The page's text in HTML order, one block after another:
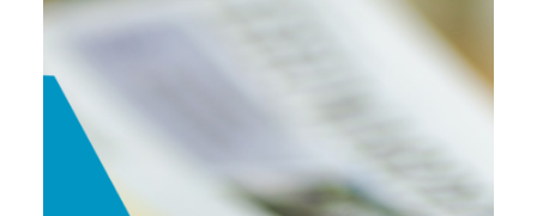
JOBS & KARRIERE